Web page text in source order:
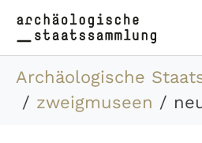
Zum Hauptinhalt
Skip to page footer
Sie sind hier:
Archäologische
zweigmuseen